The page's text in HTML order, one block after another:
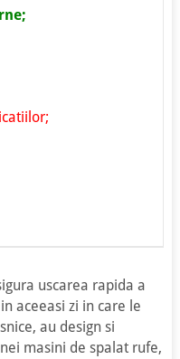
uscarea rapida a
aceeasi zi in care le
au design si
masini de spalat rufe,